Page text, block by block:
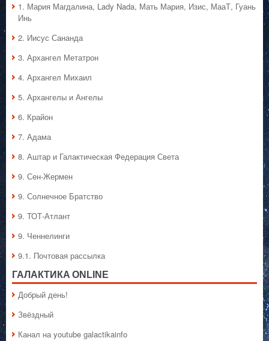
1. Мария Магдалина, Lady Nada, Мать Мария, Изис, МааТ, Гуань
Инь
2. Иисус Сананда
3. Архангел Метатрон
4. Архангел Михаил
5. Архангелы и Ангелы
6. Крайон
7. Адама
8. Аштар и Галактическая Федерация Света
9. Сен-Жермен
9. Солнечное Братство
9. ТОТ-Атлант
9. Ченнелинги
9.1. Почтовая рассылка
ГАЛАКТИКA ONLINE
Добрый день!
Звёздный
Канал на youtube galactikainfo